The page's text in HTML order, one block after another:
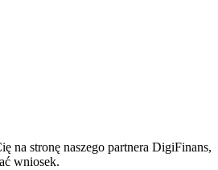
na stronę naszego partnera DigiFinans,
wniosek.